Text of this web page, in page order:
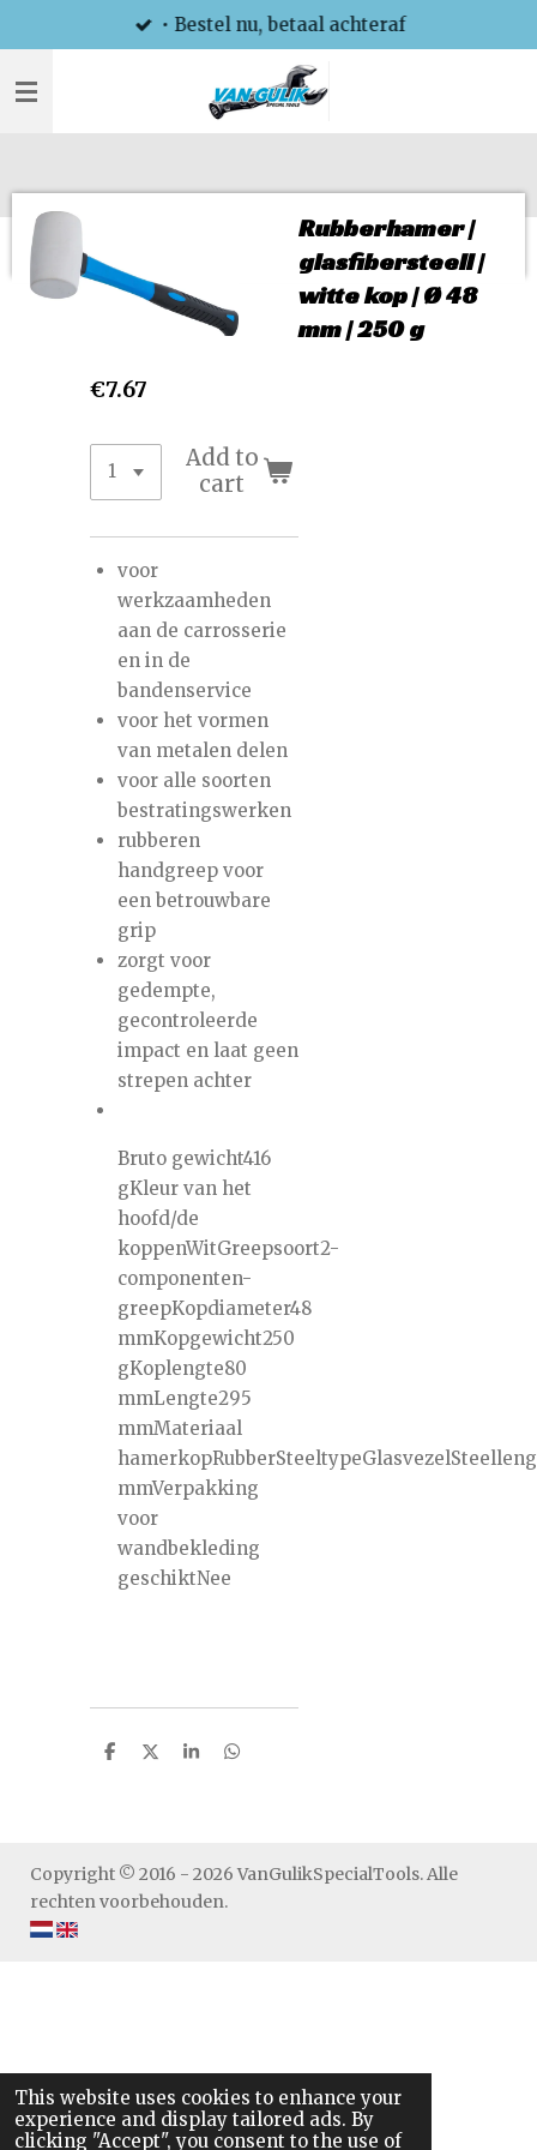
This website uses cookies to enhance your
experience and display tailored ads. By
clicking "Accept", you consent to the use of
to
main
• Bestel nu, betaal achteraf
Rubberhamer |
glasfibersteell |
witte kop | Ø 48
mm | 250 g
€7.67
Add to
cart
voor
werkzaamheden
aan de carrosserie
en in de
bandenservice
voor het vormen
van metalen delen
voor alle soorten
bestratingswerken
rubberen
handgreep voor
een betrouwbare
grip
zorgt voor
gedempte,
gecontroleerde
impact en laat geen
strepen achter
Bruto gewicht416
gKleur van het
hoofd/de
koppenWitGreepsoort2-
componenten-
greepKopdiameter48
mmKopgewicht250
gKoplengte80
mmLengte295
mmMateriaal
mmVerpakking
voor
wandbekleding
geschiktNee
S
S
S
S
Copyright © 2016 - 2026 VanGulikSpecialTools. Alle
rechten voorbehouden.